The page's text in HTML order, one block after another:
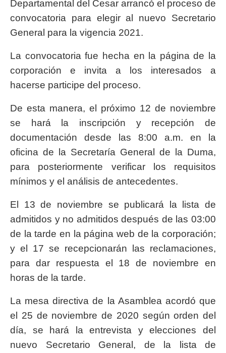
Departamental del Cesar arrancó el proceso de
convocatoria para elegir al nuevo Secretario
General para la vigencia 2021.
La convocatoria fue hecha en la página de la
corporación e invita a los interesados a
hacerse participe del proceso.
De esta manera, el próximo 12 de noviembre
se hará la inscripción y recepción de
documentación desde las 8:00 a.m. en la
oficina de la Secretaría General de la Duma,
para posteriormente verificar los requisitos
mínimos y el análisis de antecedentes.
El 13 de noviembre se publicará la lista de
admitidos y no admitidos después de las 03:00
de la tarde en la página web de la corporación;
y el 17 se recepcionarán las reclamaciones,
para dar respuesta el 18 de noviembre en
horas de la tarde.
La mesa directiva de la Asamblea acordó que
el 25 de noviembre de 2020 según orden del
día, se hará la entrevista y elecciones del
nuevo Secretario General, de la lista de